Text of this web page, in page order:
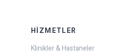
HIZMETLER
Klinikler & Hastaneler